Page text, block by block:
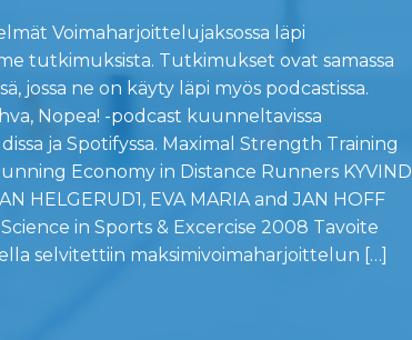
Voimaharjoittelujaksossa läpi
tutkimuksista. Tutkimukset ovat samassa
jossa ne on käyty läpi myös podcastissa.
Nopea! -podcast kuunneltavissa
ja Spotifyssa. Maximal Strength Training
Economy in Distance Runners KYVIND
HELGERUD1, EVA MARIA and JAN HOFF
in Sports & Excercise 2008 Tavoite
selvitettiin maksimivoimaharjoittelun […]